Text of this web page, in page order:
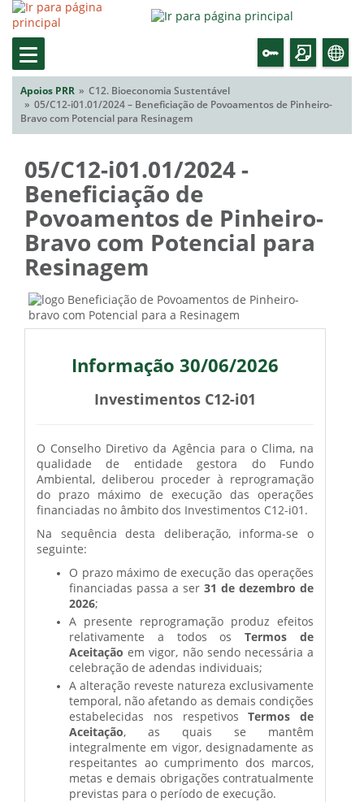
Apoios PRR
C12. Bioeconomia Sustentável
05/C12-i01.01/2024 – Beneficiação de Povoamentos de Pinheiro-
Bravo com Potencial para Resinagem
05/C12-i01.01/2024 -
Beneficiação de
Povoamentos de Pinheiro-
Bravo com Potencial para
Resinagem
Informação 30/06/2026
Investimentos C12-i01
O Conselho Diretivo da Agência para o Clima, na
qualidade de entidade gestora do Fundo
Ambiental, deliberou proceder à reprogramação
do prazo máximo de execução das operações
financiadas no âmbito dos Investimentos C12-i01.
Na sequência desta deliberação, informa-se o
seguinte:
O prazo máximo de execução das operações
financiadas passa a ser31 de dezembro de
2026;
A presente reprogramação produz efeitos
relativamente a todos osTermos de
Aceitação em vigor, não sendo necessária a
celebração de adendas individuais;
A alteração reveste natureza exclusivamente
temporal, não afetando as demais condições
estabelecidas nos respetivosTermos de
Aceitação, as quais se mantêm
integralmente em vigor, designadamente as
respeitantes ao cumprimento dos marcos,
metas e demais obrigações contratualmente
previstas para o período de execução.